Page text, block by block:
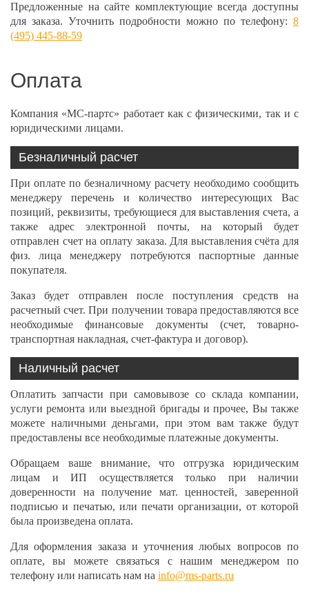
Предложенные на сайте комплектующие всегда доступны
для заказа. Уточнить подробности можно по телефону: 8
(495) 445-88-59
Оплата
Компания «МС-партс» работает как с физическими, так и с
юридическими лицами.
Безналичный расчет
При оплате по безналичному расчету необходимо сообщить
менеджеру перечень и количество интересующих Вас
позиций, реквизиты, требующиеся для выставления счета, а
также адрес электронной почты, на который будет
отправлен счет на оплату заказа. Для выставления счёта для
физ. лица менеджеру потребуются паспортные данные
покупателя.
Заказ будет отправлен после поступления средств на
расчетный счет. При получении товара предоставляются все
необходимые финансовые документы (счет, товарно-
транспортная накладная, счет-фактура и договор).
Наличный расчет
Оплатить запчасти при самовывозе со склада компании,
услуги ремонта или выездной бригады и прочее, Вы также
можете наличными деньгами, при этом вам также будут
предоставлены все необходимые платежные документы.
Обращаем ваше внимание, что отгрузка юридическим
лицам и ИП осуществляется только при наличии
доверенности на получение мат. ценностей, заверенной
подписью и печатью, или печати организации, от которой
была произведена оплата.
Для оформления заказа и уточнения любых вопросов по
оплате, вы можете связаться с нашим менеджером по
телефону или написать нам на info@ms-parts.ru